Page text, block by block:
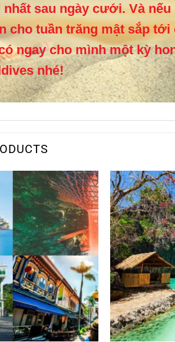
sau ngày cưới. Và
cho tuần trăng mật sắp
ngay cho mình một kỳ
nhé!